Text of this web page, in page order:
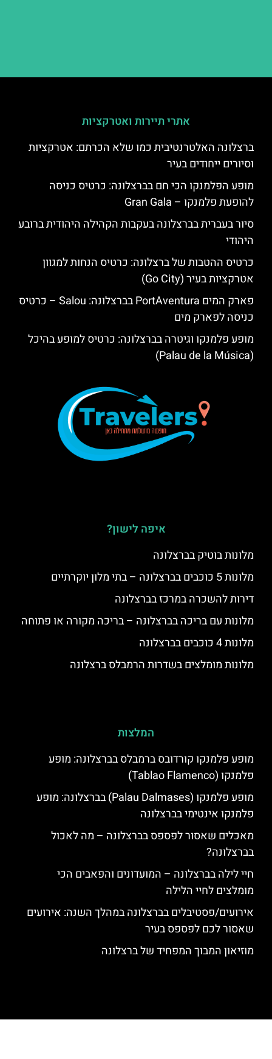
אתרי תיירות ואטרקציות
ברצלונה האלטרנטיבית כמו שלא הכרתם: אטרקציות
וסיורים ייחודים בעיר
מופע הפלמנקו הכי חם בברצלונה: כרטיס כניסה
להופעת פלמנקו – Gran Gala
סיור בעברית בברצלונה בעקבות הקהילה היהודית ברובע
היהודי
כרטיס ההטבות של ברצלונה: כרטיס הנחות למגוון
אטרקציות בעיר (Go City)
פארק המים PortAventura בברצלונה: Salou – כרטיס
כניסה לפארק מים
מופע פלמנקו וגיטרה בברצלונה: כרטיס למופע בהיכל
(Palau de la Música)
איפה לישון?
מלונות בוטיק בברצלונה
מלונות 5 כוכבים בברצלונה – בתי מלון יוקרתיים
דירות להשכרה במרכז בברצלונה
מלונות עם בריכה בברצלונה – בריכה מקורה או פתוחה
מלונות 4 כוכבים בברצלונה
מלונות מומלצים בשדרות הרמבלס ברצלונה
המלצות
מופע פלמנקו קורדובס ברמבלס בברצלונה: מופע
פלמנקו (Tablao Flamenco)
מופע פלמנקו (Palau Dalmases) בברצלונה: מופע
פלמנקו אינטימי בברצלונה
מאכלים שאסור לפספס בברצלונה – מה לאכול
בברצלונה?
חיי לילה בברצלונה – המועדונים והפאבים הכי
מומלצים לחיי הלילה
אירועים/פסטיבלים בברצלונה במהלך השנה: אירועים
שאסור לכם לפספס בעיר
מוזיאון המבוך המפחיד של ברצלונה